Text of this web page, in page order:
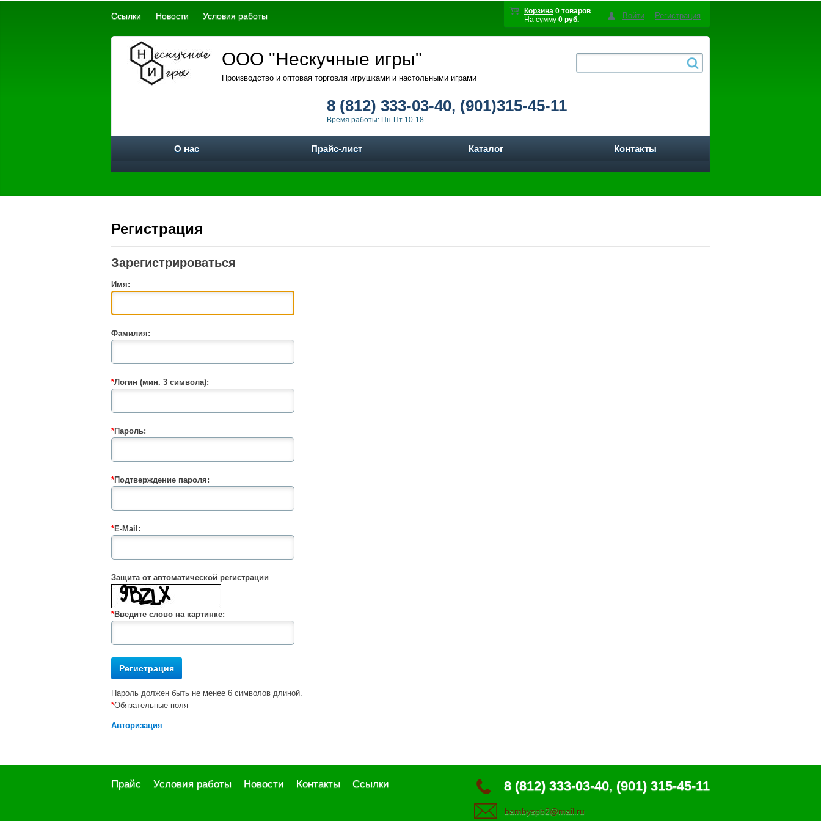
Корзина 0 товаров
На сумму 0 руб. Войти Регистрация
Ссылки Новости Условия работы
ООО "Нескучные игры"
Производство и оптовая торговля игрушками и настольными играми
8 (812) 333-03-40, (901)315-45-11
Время работы: Пн-Пт 10-18
О нас Прайс-лист Каталог Контакты
Регистрация
Зарегистрироваться
Имя:
Фамилия:
*Логин (мин. 3 символа):
*Пароль:
*Подтверждение пароля:
*E-Mail:
Защита от автоматической регистрации
*Введите слово на картинке:
Пароль должен быть не менее 6 символов длиной.
*Обязательные поля
Авторизация
8 (812) 333-03-40, (901) 315-45-11
bambyspb2@mail.ru
Прайс Условия работы Новости Контакты Ссылки